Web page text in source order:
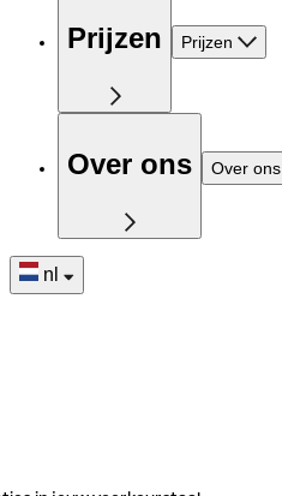
Prijzen Prijzen
Over ons Over ons
nl